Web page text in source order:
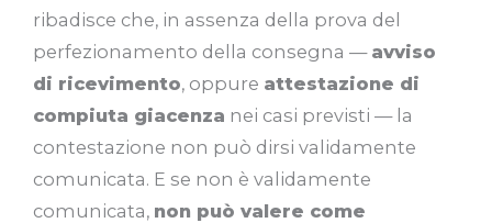
ribadisce che, in assenza della prova del
perfezionamento della consegna — avviso
di ricevimento, oppure attestazione di
compiuta giacenza nei casi previsti — la
contestazione non può dirsi validamente
comunicata. E se non è validamente
comunicata, non può valere come